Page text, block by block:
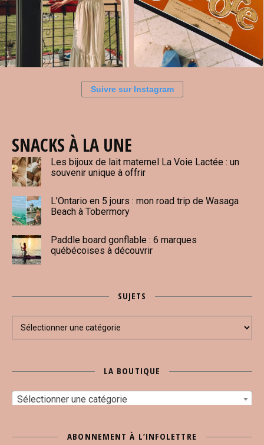
Suivre sur Instagram
SNACKS À LA UNE
Les bijoux de lait maternel La Voie Lactée : un
souvenir unique à offrir
L’Ontario en 5 jours : mon road trip de Wasaga
Beach à Tobermory
Paddle board gonflable : 6 marques
québécoises à découvrir
SUJETS
LA BOUTIQUE
Sélectionner une catégorie
ABONNEMENT À L’INFOLETTRE